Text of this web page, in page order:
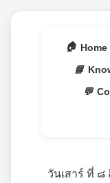
🏠 Home
📘
💬
วันเสาร์ ที่ ๘